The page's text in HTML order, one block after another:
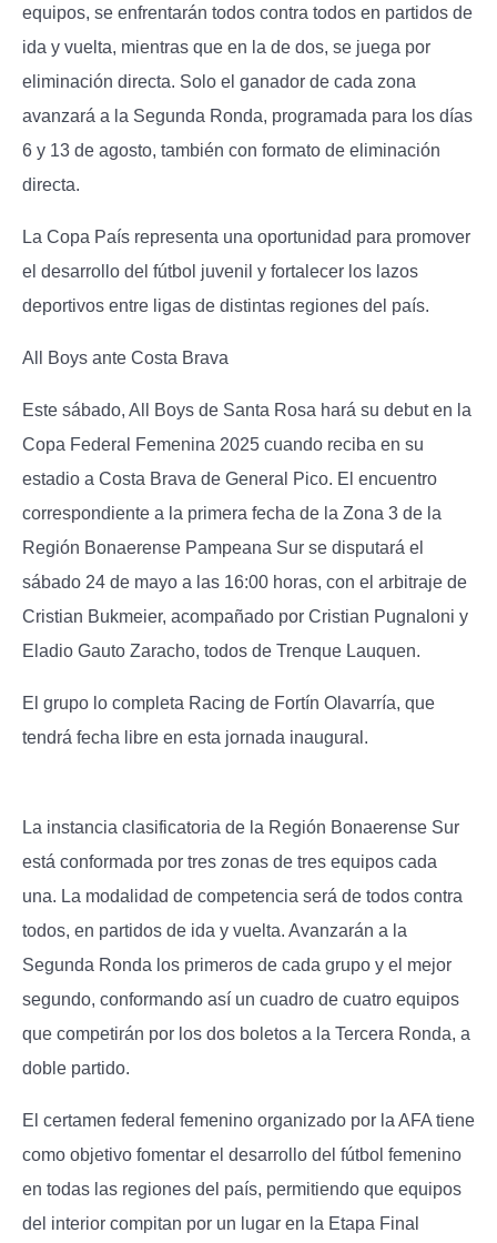
equipos, se enfrentarán todos contra todos en partidos de
ida y vuelta, mientras que en la de dos, se juega por
eliminación directa. Solo el ganador de cada zona
avanzará a la Segunda Ronda, programada para los días
6 y 13 de agosto, también con formato de eliminación
directa.
La Copa País representa una oportunidad para promover
el desarrollo del fútbol juvenil y fortalecer los lazos
deportivos entre ligas de distintas regiones del país.
All Boys ante Costa Brava
Este sábado, All Boys de Santa Rosa hará su debut en la
Copa Federal Femenina 2025 cuando reciba en su
estadio a Costa Brava de General Pico. El encuentro
correspondiente a la primera fecha de la Zona 3 de la
Región Bonaerense Pampeana Sur se disputará el
sábado 24 de mayo a las 16:00 horas, con el arbitraje de
Cristian Bukmeier, acompañado por Cristian Pugnaloni y
Eladio Gauto Zaracho, todos de Trenque Lauquen.
El grupo lo completa Racing de Fortín Olavarría, que
tendrá fecha libre en esta jornada inaugural.
La instancia clasificatoria de la Región Bonaerense Sur
está conformada por tres zonas de tres equipos cada
una. La modalidad de competencia será de todos contra
todos, en partidos de ida y vuelta. Avanzarán a la
Segunda Ronda los primeros de cada grupo y el mejor
segundo, conformando así un cuadro de cuatro equipos
que competirán por los dos boletos a la Tercera Ronda, a
doble partido.
El certamen federal femenino organizado por la AFA tiene
como objetivo fomentar el desarrollo del fútbol femenino
en todas las regiones del país, permitiendo que equipos
del interior compitan por un lugar en la Etapa Final